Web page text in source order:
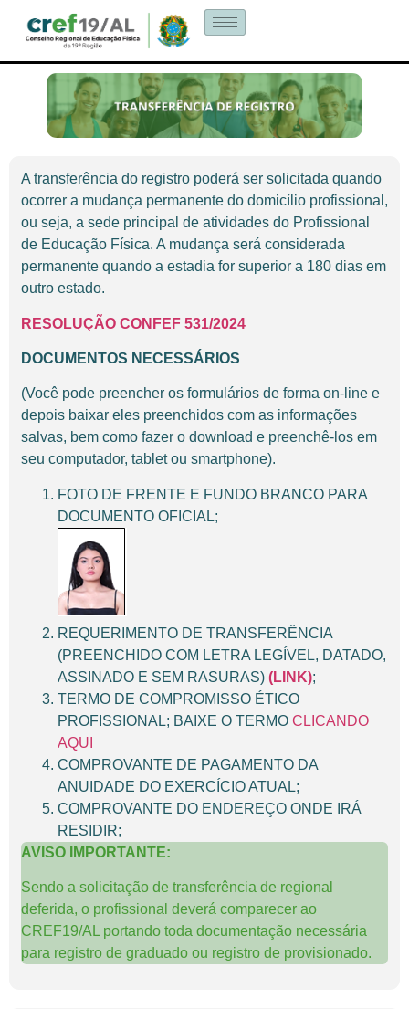
A transferência do registro poderá ser solicitada quando
ocorrer a mudança permanente do domicílio profissional,
ou seja, a sede principal de atividades do Profissional
de Educação Física. A mudança será considerada
permanente quando a estadia for superior a 180 dias em
outro estado.
RESOLUÇÃO CONFEF 531/2024
DOCUMENTOS NECESSÁRIOS
(Você pode preencher os formulários de forma on-line e
depois baixar eles preenchidos com as informações
salvas, bem como fazer o download e preenchê-los em
seu computador, tablet ou smartphone).
FOTO DE FRENTE E FUNDO BRANCO PARA
DOCUMENTO OFICIAL;
REQUERIMENTO DE TRANSFERÊNCIA
(PREENCHIDO COM LETRA LEGÍVEL, DATADO,
ASSINADO E SEM RASURAS) (LINK);
TERMO DE COMPROMISSO ÉTICO
PROFISSIONAL; BAIXE O TERMO CLICANDO
AQUI
COMPROVANTE DE PAGAMENTO DA
ANUIDADE DO EXERCÍCIO ATUAL;
COMPROVANTE DO ENDEREÇO ONDE IRÁ
RESIDIR;
AVISO IMPORTANTE:
Sendo a solicitação de transferência de regional
deferida, o profissional deverá comparecer ao
CREF19/AL portando toda documentação necessária
para registro de graduado ou registro de provisionado.